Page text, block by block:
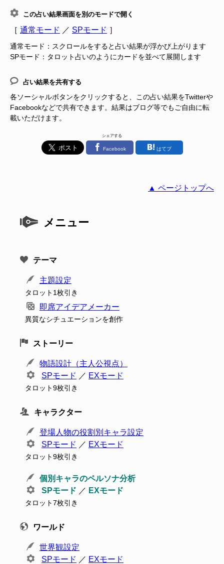
この占い結果画面を別のモードで開く
［ 通常モード ／ SPモード ］
通常モード：スクロールをすると占い結果が浮かび上がります
SPモード：タロット占いのようにカードを並べて展開します
占い結果を共有する
各ソーシャルボタンをクリックすると、この占い結果をTwitterや
Facebookなどで共有できます。結果はブログ等でもご自由に転
載いただけます。
シェアする
Facebook はてブ
▲ ページトップへ
メニュー
テーマ
主題設定
タロット1枚引き
即席アイデアメーカー
異質なシチュエーションを創作
ストーリー
物語設計（主人公視点）
SPモード ／ EXモード
タロット9枚引き
キャラクター
登場人物の役割別キャラ設定
SPモード ／ EXモード
タロット9枚引き
個別キャラのペルソナ分析
SPモード ／ EXモード
タロット7枚引き
ワールド
世界観設定
SPモード ／ EXモード